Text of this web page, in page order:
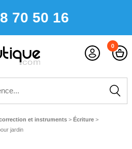
70 50 16
0
et instruments > Écriture >
jardin